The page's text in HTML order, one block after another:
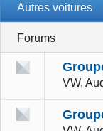
Autres voitures
Forums
VW,